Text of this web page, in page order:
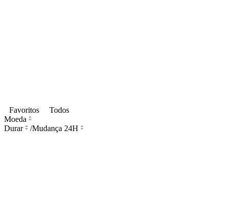
Favoritos
Todos
Moeda
Durar
/Mudança 24H